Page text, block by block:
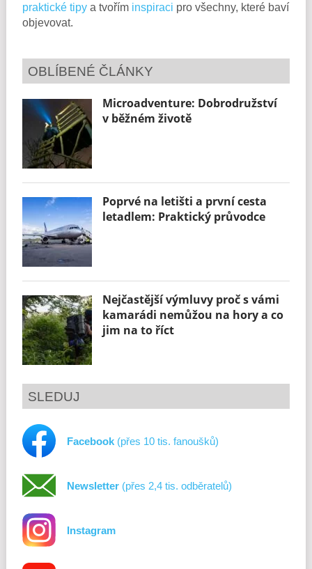
praktické tipy a tvořím inspiraci pro všechny, které baví
objevovat.
OBLÍBENÉ ČLÁNKY
Microadventure: Dobrodružství
v běžném životě
Poprvé na letišti a první cesta
letadlem: Praktický průvodce
Nejčastější výmluvy proč s vámi
kamarádi nemůžou na hory a co
jim na to říct
SLEDUJ
Facebook (přes 10 tis. fanoušků)
Newsletter (přes 2,4 tis. odběratelů)
Instagram